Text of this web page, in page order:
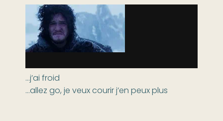
…j’ai froid
…allez go, je veux courir j’en peux plus